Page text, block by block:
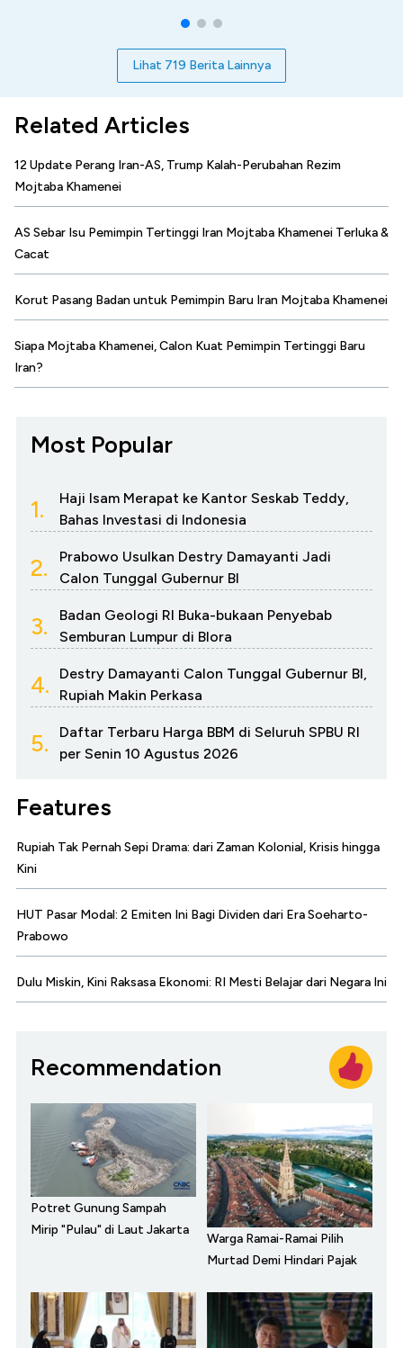
Lihat 719 Berita Lainnya
Related Articles
12 Update Perang Iran-AS, Trump Kalah-Perubahan Rezim
Mojtaba Khamenei
AS Sebar Isu Pemimpin Tertinggi Iran Mojtaba Khamenei Terluka &
Cacat
Korut Pasang Badan untuk Pemimpin Baru Iran Mojtaba Khamenei
Siapa Mojtaba Khamenei, Calon Kuat Pemimpin Tertinggi Baru
Iran?
Most Popular
1.
Haji Isam Merapat ke Kantor Seskab Teddy,
Bahas Investasi di Indonesia
2.
Prabowo Usulkan Destry Damayanti Jadi
Calon Tunggal Gubernur BI
3.
Badan Geologi RI Buka-bukaan Penyebab
Semburan Lumpur di Blora
4.
Destry Damayanti Calon Tunggal Gubernur BI,
Rupiah Makin Perkasa
5.
Daftar Terbaru Harga BBM di Seluruh SPBU RI
per Senin 10 Agustus 2026
Features
Rupiah Tak Pernah Sepi Drama: dari Zaman Kolonial, Krisis hingga
Kini
HUT Pasar Modal: 2 Emiten Ini Bagi Dividen dari Era Soeharto-
Prabowo
Dulu Miskin, Kini Raksasa Ekonomi: RI Mesti Belajar dari Negara Ini
Recommendation
Potret Gunung Sampah
Mirip "Pulau" di Laut Jakarta
Warga Ramai-Ramai Pilih
Murtad Demi Hindari Pajak